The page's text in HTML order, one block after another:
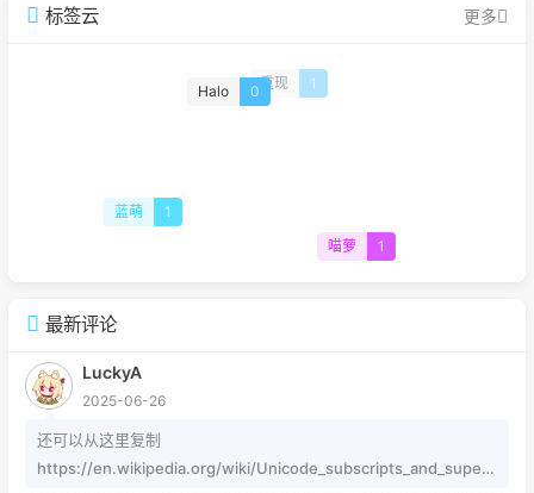
标签云 更多
Halo 0
喵萝 1
重现 1
蓝萌 1
最新评论
LuckyA
2025-06-26
还可以从这里复制
https://en.wikipedia.org/wiki/Unicode_subscripts_and_supers